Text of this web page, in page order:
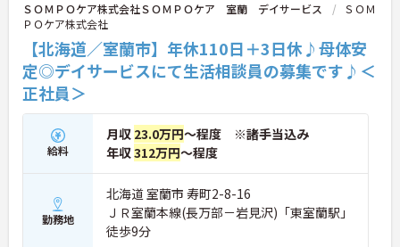
時間をしっかり確保できます
・転勤の範囲は通勤圏内に限定されているので住み
慣れた地域で安定した生活基盤を築けます
・産休や育休から介護休暇まで取得実績が豊富であ
りライフステージの変化に柔軟に対応しています
【手厚いサポートが証明する、安心の職場環境】
・入社後6ヶ月間はOJT担当者が付きマンツーマンの
丁寧な指導で業務の不安を解消します ・定期的な面
談で就労定着に向けたフォローを行うため一人で悩
みを抱え込まずに相談できます
・子育て世代からシニア世代まで幅広い年齢層が在
籍しておりお互いに助け合いながら業務を進めてい
ます
ＳＯＭＰＯケア株式会社ＳＯＭＰＯケア 室蘭 デイサービス
ＳＯＭ
ＰＯケア株式会社
【北海道／室蘭市】年休110日＋3日休♪母体安
定◎デイサービスにて生活相談員の募集です♪＜
正社員＞
給料
月収 23.0万円～程度 ※諸手当込み
年収312万円～程度
勤務地
北海道 室蘭市 寿町2-8-16
ＪＲ室蘭本線(長万部－岩見沢)「東室蘭駅」
徒歩9分